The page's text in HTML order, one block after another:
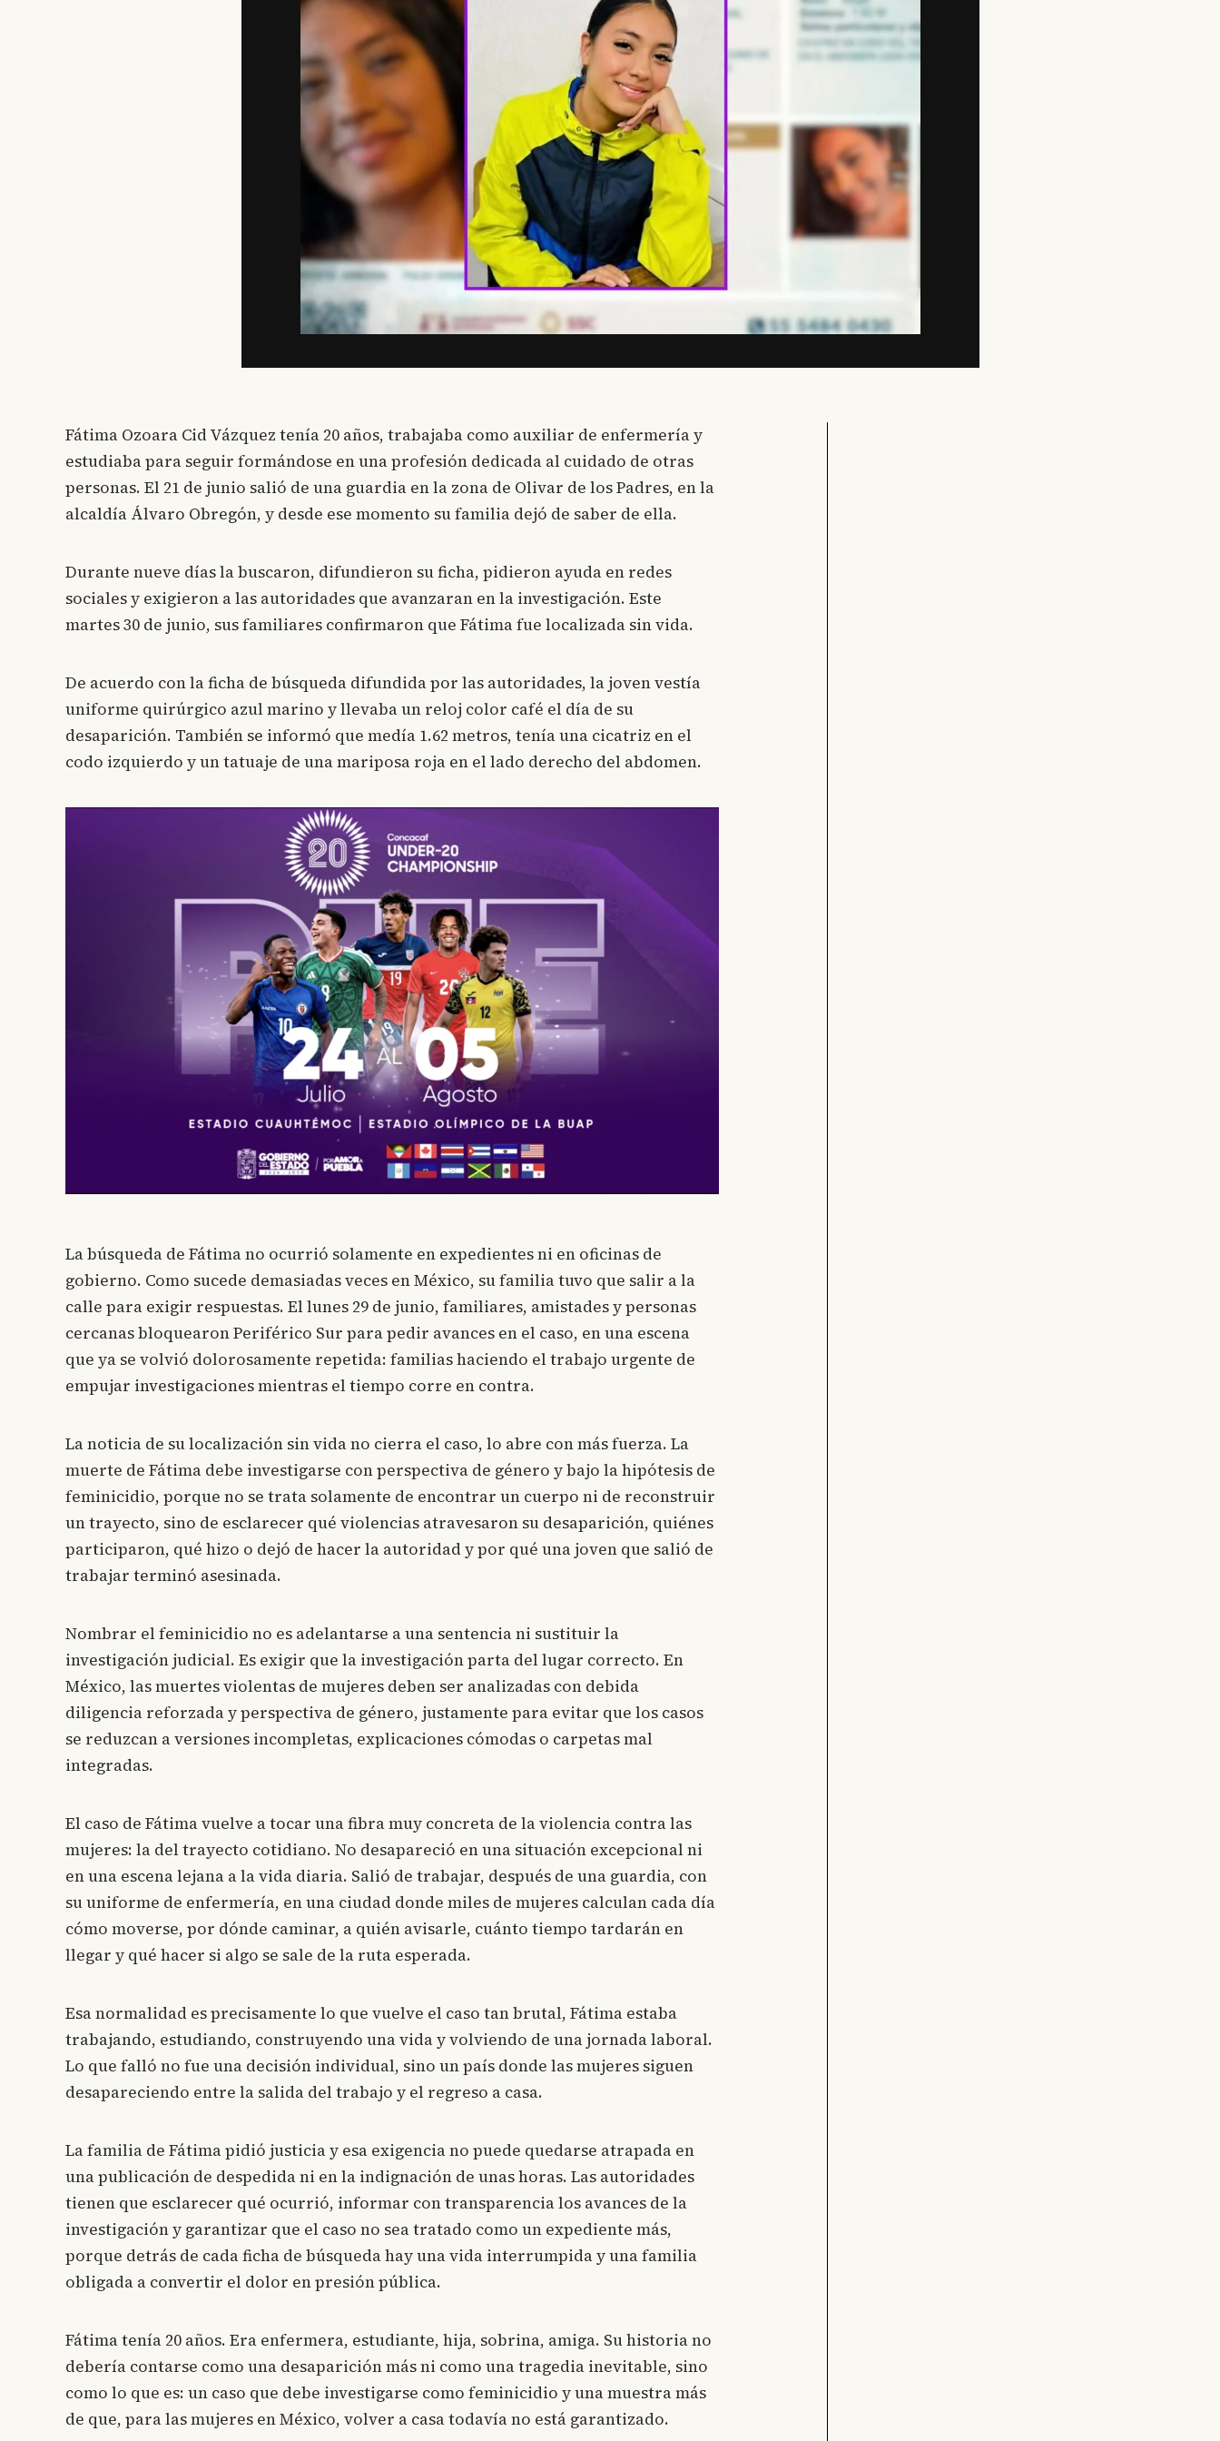
Fátima Ozoara Cid Vázquez tenía 20 años, trabajaba como auxiliar de enfermería y
estudiaba para seguir formándose en una profesión dedicada al cuidado de otras
personas. El 21 de junio salió de una guardia en la zona de Olivar de los Padres, en la
alcaldía Álvaro Obregón, y desde ese momento su familia dejó de saber de ella.
Durante nueve días la buscaron, difundieron su ficha, pidieron ayuda en redes
sociales y exigieron a las autoridades que avanzaran en la investigación. Este
martes 30 de junio, sus familiares confirmaron que Fátima fue localizada sin vida.
De acuerdo con la ficha de búsqueda difundida por las autoridades, la joven vestía
uniforme quirúrgico azul marino y llevaba un reloj color café el día de su
desaparición. También se informó que medía 1.62 metros, tenía una cicatriz en el
codo izquierdo y un tatuaje de una mariposa roja en el lado derecho del abdomen.
La búsqueda de Fátima no ocurrió solamente en expedientes ni en oficinas de
gobierno. Como sucede demasiadas veces en México, su familia tuvo que salir a la
calle para exigir respuestas. El lunes 29 de junio, familiares, amistades y personas
cercanas bloquearon Periférico Sur para pedir avances en el caso, en una escena
que ya se volvió dolorosamente repetida: familias haciendo el trabajo urgente de
empujar investigaciones mientras el tiempo corre en contra.
La noticia de su localización sin vida no cierra el caso, lo abre con más fuerza. La
muerte de Fátima debe investigarse con perspectiva de género y bajo la hipótesis de
feminicidio, porque no se trata solamente de encontrar un cuerpo ni de reconstruir
un trayecto, sino de esclarecer qué violencias atravesaron su desaparición, quiénes
participaron, qué hizo o dejó de hacer la autoridad y por qué una joven que salió de
trabajar terminó asesinada.
Nombrar el feminicidio no es adelantarse a una sentencia ni sustituir la
investigación judicial. Es exigir que la investigación parta del lugar correcto. En
México, las muertes violentas de mujeres deben ser analizadas con debida
diligencia reforzada y perspectiva de género, justamente para evitar que los casos
se reduzcan a versiones incompletas, explicaciones cómodas o carpetas mal
integradas.
El caso de Fátima vuelve a tocar una fibra muy concreta de la violencia contra las
mujeres: la del trayecto cotidiano. No desapareció en una situación excepcional ni
en una escena lejana a la vida diaria. Salió de trabajar, después de una guardia, con
su uniforme de enfermería, en una ciudad donde miles de mujeres calculan cada día
cómo moverse, por dónde caminar, a quién avisarle, cuánto tiempo tardarán en
llegar y qué hacer si algo se sale de la ruta esperada.
Esa normalidad es precisamente lo que vuelve el caso tan brutal, Fátima estaba
trabajando, estudiando, construyendo una vida y volviendo de una jornada laboral.
Lo que falló no fue una decisión individual, sino un país donde las mujeres siguen
desapareciendo entre la salida del trabajo y el regreso a casa.
La familia de Fátima pidió justicia y esa exigencia no puede quedarse atrapada en
una publicación de despedida ni en la indignación de unas horas. Las autoridades
tienen que esclarecer qué ocurrió, informar con transparencia los avances de la
investigación y garantizar que el caso no sea tratado como un expediente más,
porque detrás de cada ficha de búsqueda hay una vida interrumpida y una familia
obligada a convertir el dolor en presión pública.
Fátima tenía 20 años. Era enfermera, estudiante, hija, sobrina, amiga. Su historia no
debería contarse como una desaparición más ni como una tragedia inevitable, sino
como lo que es: un caso que debe investigarse como feminicidio y una muestra más
de que, para las mujeres en México, volver a casa todavía no está garantizado.